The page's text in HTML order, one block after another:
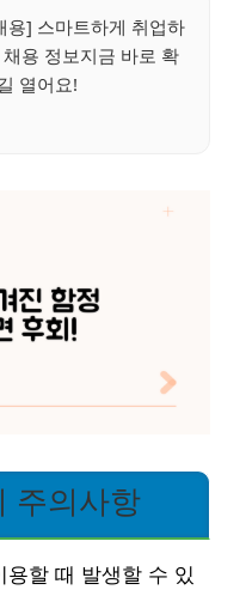
용] 스마트하게 취업하
용 정보지금 바로 확
열어요!
주의사항
할 때 발생할 수 있